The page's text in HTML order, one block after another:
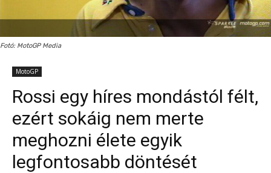
Fotó: MotoGP Media
MotoGP
Rossi egy híres mondástól félt,
ezért sokáig nem merte
meghozni élete egyik
legfontosabb döntését